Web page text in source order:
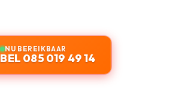
NU BEREIKBAAR
BEL 085 019 49 14